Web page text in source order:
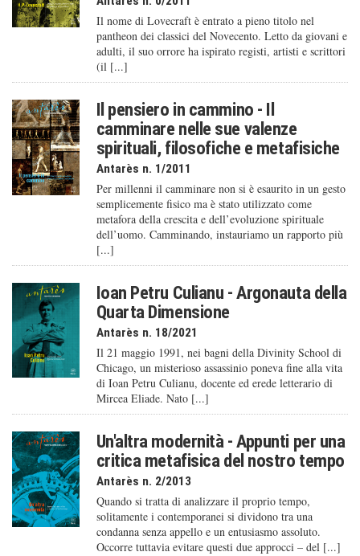
Il nome di Lovecraft è entrato a pieno titolo nel
pantheon dei classici del Novecento. Letto da giovani e
adulti, il suo orrore ha ispirato registi, artisti e scrittori
(il [...]
Il pensiero in cammino - Il
camminare nelle sue valenze
spirituali, filosofiche e metafisiche
Antarès n. 1/2011
Per millenni il camminare non si è esaurito in un gesto
semplicemente fisico ma è stato utilizzato come
metafora della crescita e dell’evoluzione spirituale
dell’uomo. Camminando, instauriamo un rapporto più
[...]
Ioan Petru Culianu - Argonauta della
Quarta Dimensione
Antarès n. 18/2021
Il 21 maggio 1991, nei bagni della Divinity School di
Chicago, un misterioso assassinio poneva fine alla vita
di Ioan Petru Culianu, docente ed erede letterario di
Mircea Eliade. Nato [...]
Un'altra modernità - Appunti per una
critica metafisica del nostro tempo
Antarès n. 2/2013
Quando si tratta di analizzare il proprio tempo,
solitamente i contemporanei si dividono tra una
condanna senza appello e un entusiasmo assoluto.
Occorre tuttavia evitare questi due approcci – del [...]